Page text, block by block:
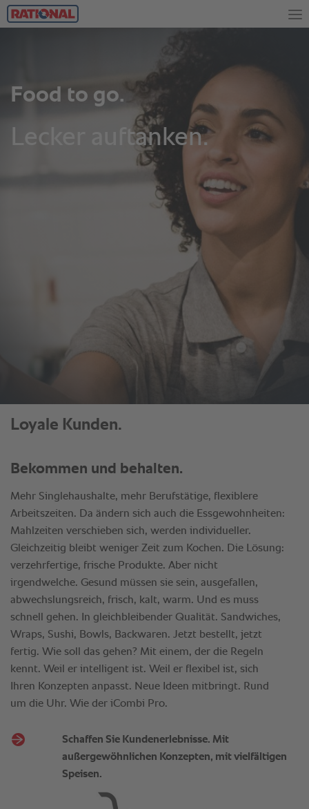
Loyale Kunden.
Bekommen und behalten.
Mehr Singlehaushalte, mehr Berufstätige, flexiblere
Arbeitszeiten. Da ändern sich auch die Essgewohnheiten:
Mahlzeiten verschieben sich, werden individueller.
Gleichzeitig bleibt weniger Zeit zum Kochen. Die Lösung:
verzehrfertige, frische Produkte. Aber nicht
irgendwelche. Gesund müssen sie sein, ausgefallen,
abwechslungsreich, frisch, kalt, warm. Und es muss
schnell gehen. In gleichbleibender Qualität. Sandwiches,
Wraps, Sushi, Bowls, Backwaren. Jetzt bestellt, jetzt
fertig. Wie soll das gehen? Mit einem, der die Regeln
kennt. Weil er intelligent ist. Weil er flexibel ist, sich
Ihren Konzepten anpasst. Neue Ideen mitbringt. Rund
um die Uhr. Wie der iCombi Pro.
Schaffen Sie Kundenerlebnisse. Mit
außergewöhnlichen Konzepten, mit vielfältigen
Speisen.